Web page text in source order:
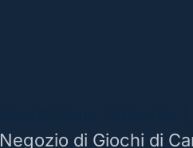
Negozio di Giochi di